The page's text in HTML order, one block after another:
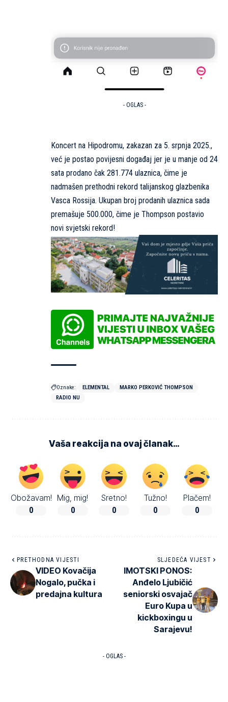
- OGLAS -
Koncert na Hipodromu, zakazan za 5. srpnja 2025.,
već je postao povijesni događaj jer je u manje od 24
sata prodano čak 281.774 ulaznica, čime je
nadmašen prethodni rekord talijanskog glazbenika
Vasca Rossija. Ukupan broj prodanih ulaznica sada
premašuje 500.000, čime je Thompson postavio
novi svjetski rekord!
Oznake: ELEMENTAL
MARKO PERKOVIĆ THOMPSON
RADIO NU
Vaša reakcija na ovaj članak…
Obožavam!
0
Mig, mig!
0
Sretno!
0
Tužno!
0
Plačem!
0
PRETHODNA VIJESTI
VIDEO Kovačija
Nogalo, pučka i
predajna kultura
SLJEDEĆA VIJEST
IMOTSKI PONOS:
Anđelo Ljubičić
seniorski osvajač
Euro Kupa u
kickboxingu u
Sarajevu!
- OGLAS -